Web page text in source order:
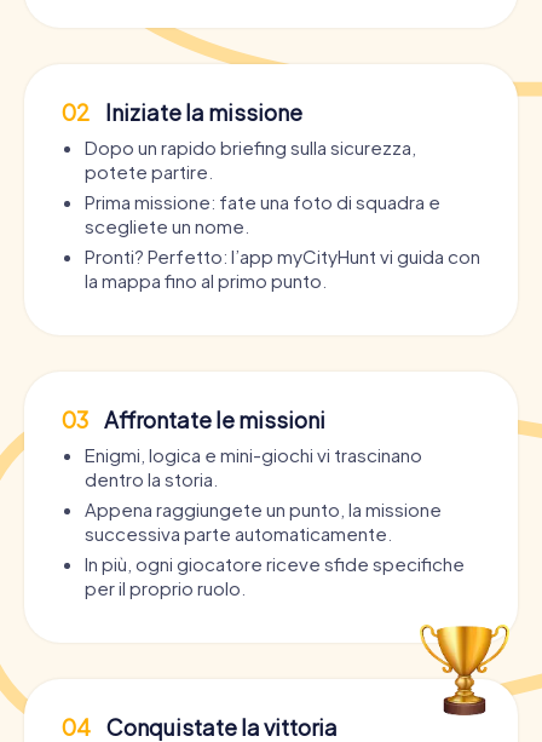
02 Iniziate la missione
Dopo un rapido briefing sulla sicurezza,
potete partire.
Prima missione: fate una foto di squadra e
scegliete un nome.
Pronti? Perfetto: l’app myCityHunt vi guida con
la mappa fino al primo punto.
03 Affrontate le missioni
Enigmi, logica e mini-giochi vi trascinano
dentro la storia.
Appena raggiungete un punto, la missione
successiva parte automaticamente.
In più, ogni giocatore riceve sfide specifiche
per il proprio ruolo.
04 Conquistate la vittoria